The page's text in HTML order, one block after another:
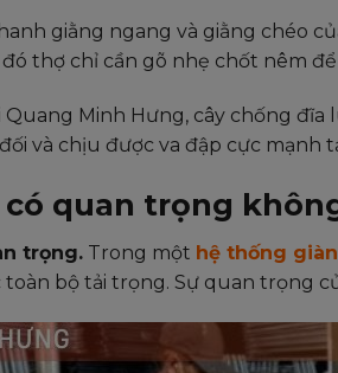
giằng ngang và giằng chéo
thợ chỉ cần gõ nhẹ chốt nêm
Quang Minh Hưng, cây chống
và chịu được va đập cực mạnh
có quan trọng
trọng. Trong một hệ thống
toàn bộ tải trọng. Sự quan trọng